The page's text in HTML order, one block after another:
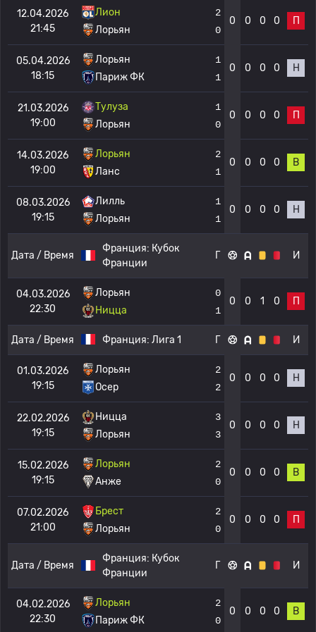
12.04.2026
21:45
Лион
Лорьян
2
0
0 0 0 0 П
05.04.2026
18:15
Лорьян
Париж ФК
1
1
0 0 0 0 Н
21.03.2026
19:00
Тулуза
Лорьян
1
0
0 0 0 0 П
14.03.2026
19:00
Лорьян
Ланс
2
1
0 0 0 0 В
08.03.2026
19:15
Лилль
Лорьян
1
1
0 0 0 0 Н
Дата / Время
Франция: Кубок
Франции
Г И
04.03.2026
22:30
Лорьян
Ницца
0
1
0 0 1 0 П
Дата / Время Франция: Лига 1 Г И
01.03.2026
19:15
Лорьян
Осер
2
2
0 0 0 0 Н
22.02.2026
19:15
Ницца
Лорьян
3
3
0 0 0 0 Н
15.02.2026
19:15
Лорьян
Анже
2
0
0 0 0 0 В
07.02.2026
21:00
Брест
Лорьян
2
0
0 0 0 0 П
Дата / Время
Франция: Кубок
Франции
Г И
04.02.2026
22:30
Лорьян
Париж ФК
2
0
0 0 0 0 В